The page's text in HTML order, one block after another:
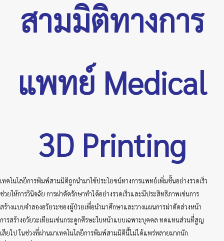
สามมิติทางการ
แพทย์ Medical
3D Printing
เทคโนโลยีการพิมพ์สามมิติถูกนำมาใช้ประโยชน์ทางการแพทย์เพิ่มขึ้นอย่างรวดเร็ว
ช่วยให้การวินิจฉัย การผ่าตัดรักษาทำได้อย่างรวดเร็วและมีประสิทธิภาพเช่นการ
สร้างแบบจำลองอวัยวะของผู้ป่วยเพื่อนำมาศึกษาและวางแผนการผ่าตัดล่วงหน้า
การสร้างอวัยวะเทียมเช่นกระดูกศีรษะใบหน้าแบบเฉพาะบุคคล ทดแทนส่วนที่สูญ
เสียไป ในช่วงที่ผ่านมาเทคโนโลยีการพิมพ์สามมิตินี้ไม่ได้แพร่หลายมากนัก